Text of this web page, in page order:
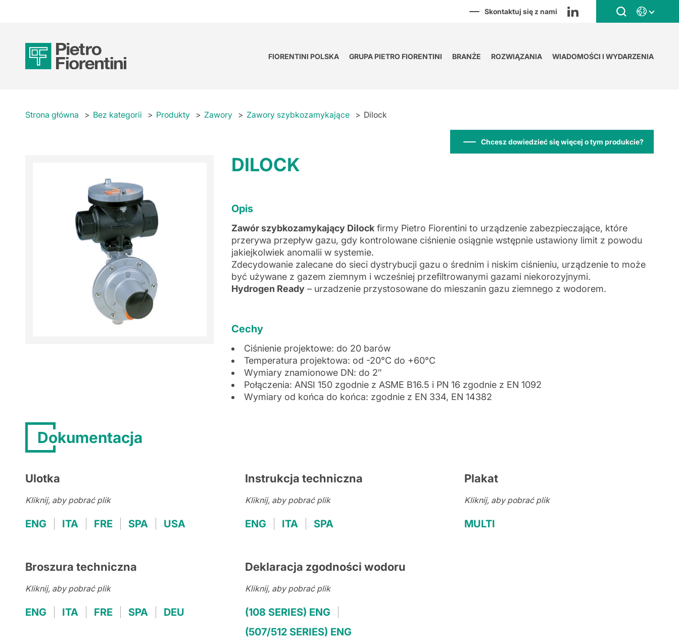
Skontaktuj się z nami
FIORENTINI POLSKA GRUPA PIETRO FIORENTINI BRANŻE ROZWIĄZANIA WIADOMOŚCI I WYDARZENIA
Strona główna Bez kategorii Produkty Zawory Zawory szybkozamykające Dilock
Chcesz dowiedzieć się więcej o tym produkcie?
DILOCK
Opis
Zawór szybkozamykający Dilock firmy Pietro Fiorentini to urządzenie zabezpieczające, które
przerywa przepływ gazu, gdy kontrolowane ciśnienie osiągnie wstępnie ustawiony limit z powodu
jakiejkolwiek anomalii w systemie.
Zdecydowanie zalecane do sieci dystrybucji gazu o średnim i niskim ciśnieniu, urządzenie to może
być używane z gazem ziemnym i wcześniej przefiltrowanymi gazami niekorozyjnymi.
Hydrogen Ready – urzadzenie przystosowane do mieszanin gazu ziemnego z wodorem.
Cechy
Ciśnienie projektowe: do 20 barów
Temperatura projektowa: od -20°C do +60°C
Wymiary znamionowe DN: do 2″
Połączenia: ANSI 150 zgodnie z ASME B16.5 i PN 16 zgodnie z EN 1092
Wymiary od końca do końca: zgodnie z EN 334, EN 14382
Dokumentacja
Ulotka
Kliknij, aby pobrać plik
ENG ITA FRE SPA USA
Instrukcja techniczna
Kliknij, aby pobrać plik
ENG ITA SPA
Plakat
Kliknij, aby pobrać plik
MULTI
Broszura techniczna
Kliknij, aby pobrać plik
ENG ITA FRE SPA DEU
Deklaracja zgodności wodoru
Kliknij, aby pobrać plik
(108 SERIES) ENG
(507/512 SERIES) ENG